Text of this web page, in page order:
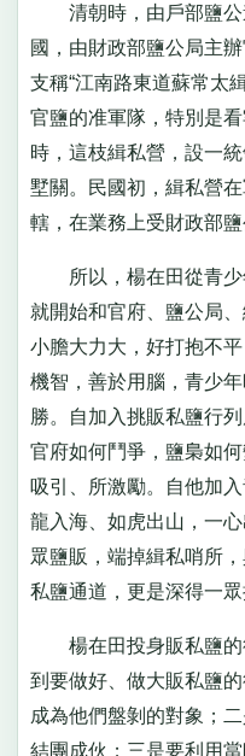
清朝時，由戶部鹽公
國，由財政部鹽公局主
支稱“江南路東道蘇常太
官鹽的准軍隊，特別是
時，這枝緝私營，設一
墅關。民國初，緝私營
轄，在業務上受財政部鹽
所以，楊在田從青少
就開始和官府、鹽公局
小膽大力大，好打抱不
機智，善於用腦，青少
勝。自加入挑販私鹽行
官府如何鬥爭，鹽梟如
吸引、所激勵。自他加
龍入海、如虎出山，一
眾鹽販，端掉緝私哨所
私鹽通道，更是深得一眾
楊在田投身販私鹽的
到要做好、做大販私鹽
成為他們盤剝的對象；
結團成伙；三是要利用